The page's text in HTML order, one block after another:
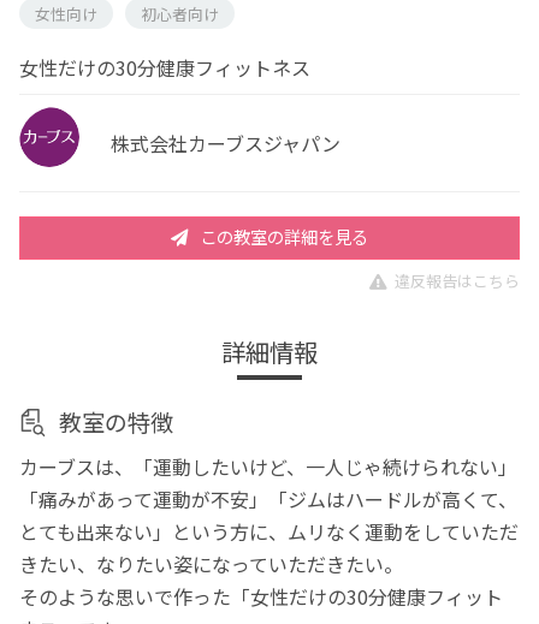
女性向け
初心者向け
女性だけの30分健康フィットネス
株式会社カーブスジャパン
この教室の詳細を見る
違反報告はこちら
詳細情報
教室の特徴
カーブスは、「運動したいけど、一人じゃ続けられない」
「痛みがあって運動が不安」「ジムはハードルが高くて、
とても出来ない」という方に、ムリなく運動をしていただ
きたい、なりたい姿になっていただきたい。
そのような思いで作った「女性だけの30分健康フィット